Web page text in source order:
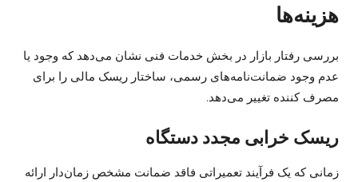
هزینه‌ها
بررسی رفتار بازار در بخش خدمات فنی نشان می‌دهد که وجود یا
عدم وجود ضمانت‌نامه‌های رسمی، ساختار ریسک مالی را برای
مصرف کننده تغییر می‌دهد.
ریسک خرابی مجدد دستگاه
زمانی که یک فرآیند تعمیراتی فاقد ضمانت مشخص زمان‌دار ارائه